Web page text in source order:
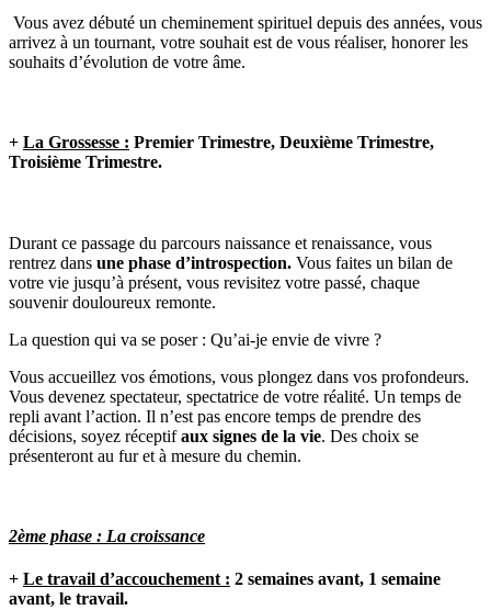
Vous avez débuté un cheminement spirituel depuis des années, vous
arrivez à un tournant, votre souhait est de vous réaliser, honorer les
souhaits d’évolution de votre âme.
+ La Grossesse : Premier Trimestre, Deuxième Trimestre,
Troisième Trimestre.
Durant ce passage du parcours naissance et renaissance, vous
rentrez dans une phase d’introspection. Vous faites un bilan de
votre vie jusqu’à présent, vous revisitez votre passé, chaque
souvenir douloureux remonte.
La question qui va se poser : Qu’ai-je envie de vivre ?
Vous accueillez vos émotions, vous plongez dans vos profondeurs.
Vous devenez spectateur, spectatrice de votre réalité. Un temps de
repli avant l’action. Il n’est pas encore temps de prendre des
décisions, soyez réceptifaux signes de la vie. Des choix se
présenteront au fur et à mesure du chemin.
2ème phase : La croissance
+ Le travail d’accouchement : 2 semaines avant, 1 semaine
avant, le travail.